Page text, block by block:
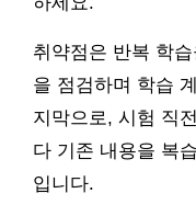
취약점은 반복 학
을 점검하며 학습
지막으로, 시험 직
다 기존 내용을 복
입니다.